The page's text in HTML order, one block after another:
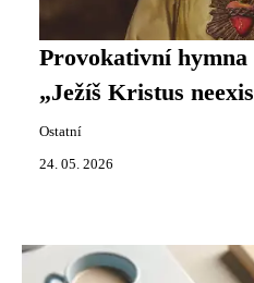
Provokativní
„Ježíš Kristus
Ostatní
24. 05. 2026